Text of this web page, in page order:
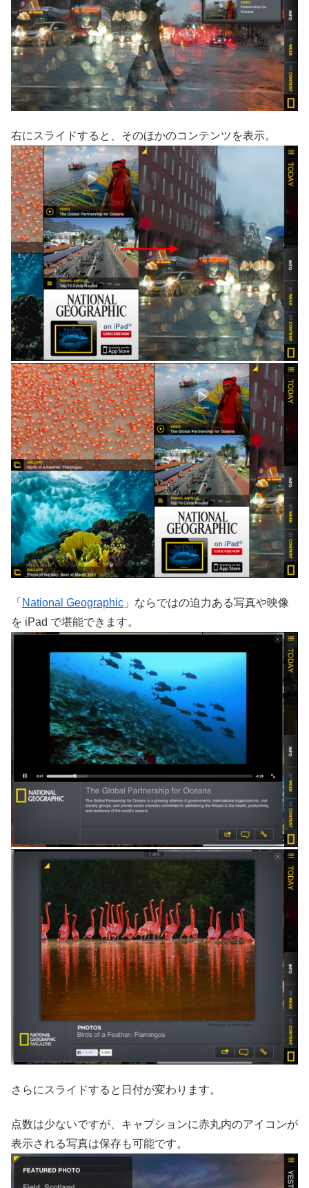
右にスライドすると、そのほかのコンテンツを表示。
「 National Geographic 」ならではの迫力ある写真や映像
を iPad で堪能できます。
さらにスライドすると日付が変わります。
点数は少ないですが、キャプションに赤丸内のアイコンが
表示される写真は保存も可能です。